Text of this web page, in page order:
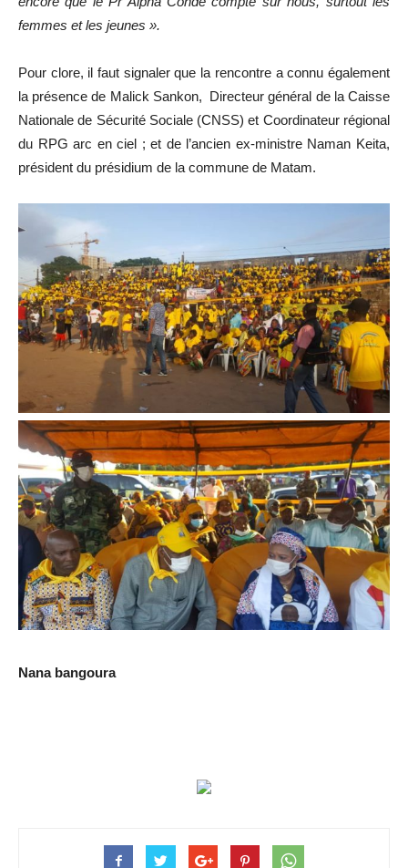
femmes et les jeunes ».
Pour clore, il faut signaler que la rencontre a connu également
la présence de Malick Sankon, Directeur général de la Caisse
Nationale de Sécurité Sociale (CNSS) et Coordinateur régional
du RPG arc en ciel ; et de l’ancien ex-ministre Naman Keita,
président du présidium de la commune de Matam.
Nana bangoura